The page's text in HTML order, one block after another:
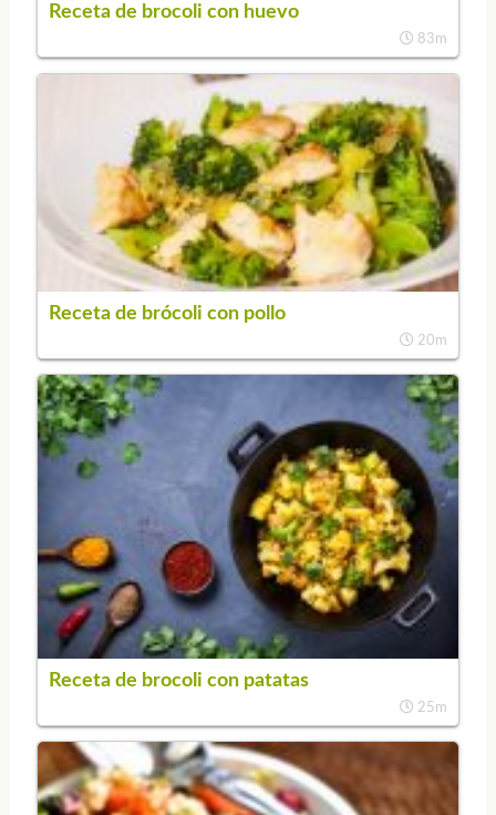
Receta de brocoli con huevo
83m
Receta de brócoli con pollo
20m
Receta de brocoli con patatas
25m